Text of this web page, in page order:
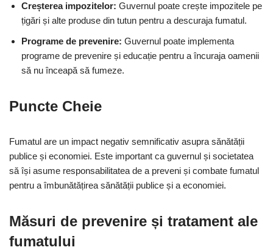
Creșterea impozitelor: Guvernul poate crește impozitele pe
țigări și alte produse din tutun pentru a descuraja fumatul.
Programe de prevenire: Guvernul poate implementa
programe de prevenire și educație pentru a încuraja oamenii
să nu înceapă să fumeze.
Puncte Cheie
Fumatul are un impact negativ semnificativ asupra sănătății
publice și economiei. Este important ca guvernul și societatea
să își asume responsabilitatea de a preveni și combate fumatul
pentru a îmbunătățirea sănătății publice și a economiei.
Măsuri de prevenire și tratament ale
fumatului